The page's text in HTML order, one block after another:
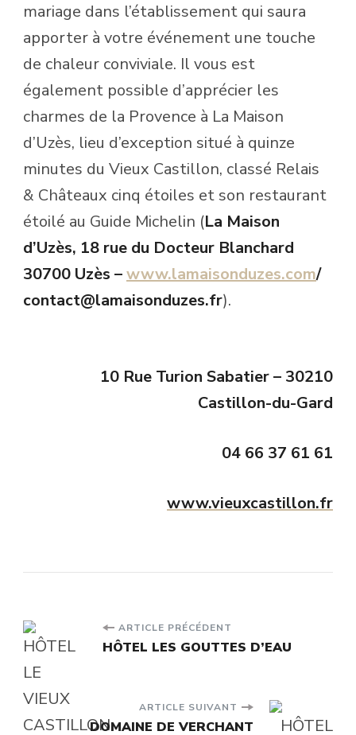
mariage dans l’établissement qui saura
apporter à votre événement une touche
de chaleur conviviale. Il vous est
également possible d’apprécier les
charmes de la Provence à La Maison
d’Uzès, lieu d’exception situé à quinze
minutes du Vieux Castillon, classé Relais
& Châteaux cinq étoiles et son restaurant
étoilé au Guide Michelin (La Maison
d’Uzès, 18 rue du Docteur Blanchard
30700 Uzès –www.lamaisonduzes.com/
contact@lamaisonduzes.fr).
10 Rue Turion Sabatier – 30210
Castillon-du-Gard
04 66 37 61 61
www.vieuxcastillon.fr
Navigation
d'article
ARTICLE PRÉCÉDENT
HÔTEL LES GOUTTES D’EAU
ARTICLE SUIVANT
DOMAINE DE VERCHANT